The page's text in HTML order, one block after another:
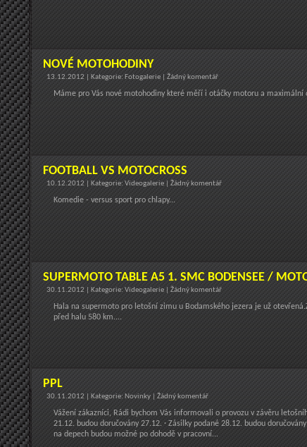
NOVÉ MOTOHODINY
13.12.2012 | Kategorie: Fotogalerie | Žádný komentář
Máme pro Vás nové motohodiny které měří i otáčky motoru a maximální
FOOTBALL VS MOTOCROSS
10.12.2012 | Kategorie: Videogalerie | Žádný komentář
Komedie - versus sport pro chlapy...
SUPERMOTO TABLE A5 1. SMC BODENSEE /
30.11.2012 | Kategorie: Videogalerie | Žádný komentář
Hala na supermoto pro letošní zimu u Bodamského jezera je už
před halu 580 km....
PPL
30.11.2012 | Kategorie: Novinky | Žádný komentář
Vážení zákazníci, Rádi bychom Vás informovali o provozu v závěru
21.12. budou doručovány 27.12. · Zásilky podané 28.12. budou
na depech budou možné po dohodě v pracovní...